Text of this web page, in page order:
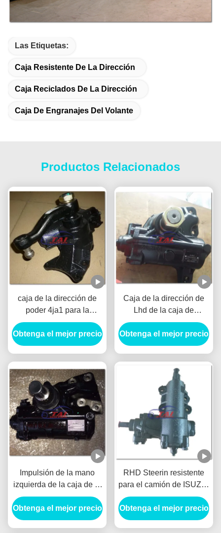
Las Etiquetas:
Caja Resistente De La Dirección
Caja Reciclados De La Dirección
Caja De Engranajes Del Volante
Productos Relacionados
caja de la dirección de
poder 4ja1 para la
recogida 4jx1tc Isuzu
Fuego Tfr Tfs 4jb1 de
Isuzu
Obtenga el mejor precio
Caja de la dirección de
Lhd de la caja de
engranajes del volante de
la caja 4hk1 de la
dirección para Isuzu 4hk1
Obtenga el mejor precio
Impulsión de la mano
izquierda de la caja de la
dirección de poder del
alto rendimiento para
NQR75/4HG1/4HK1 8-
Obtenga el mejor precio
RHD Steerin resistente
para el camión de ISUZU,
dirección de la energía
hydráulica para ISUZU
NPR RHD 89735610
Obtenga el mejor precio